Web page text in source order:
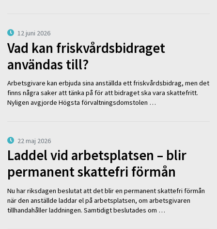
12 juni 2026
Vad kan friskvårdsbidraget
användas till?
Arbetsgivare kan erbjuda sina anställda ett friskvårdsbidrag, men det
finns några saker att tänka på för att bidraget ska vara skattefritt.
Nyligen avgjorde Högsta förvaltningsdomstolen …
22 maj 2026
Laddel vid arbetsplatsen – blir
permanent skattefri förmån
Nu har riksdagen beslutat att det blir en permanent skattefri förmån
när den anställde laddar el på arbetsplatsen, om arbetsgivaren
tillhandahåller laddningen. Samtidigt beslutades om …